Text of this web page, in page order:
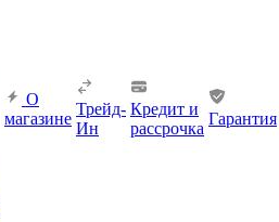
О
магазине
Трейд-
Ин
Кредит и
рассрочка
Гарантия